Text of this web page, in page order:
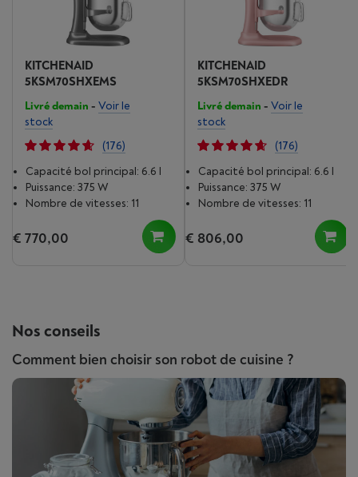
KITCHENAID
5KSM70SHXEMS
Livré demain - Voir le
stock
(176)
Capacité bol principal: 6.6 l
Puissance: 375 W
Nombre de vitesses: 11
€ 770,00
KITCHENAID
5KSM70SHXEDR
Livré demain - Voir le
stock
(176)
Capacité bol principal: 6.6 l
Puissance: 375 W
Nombre de vitesses: 11
€ 806,00
Nos conseils
Comment bien choisir son robot de cuisine ?